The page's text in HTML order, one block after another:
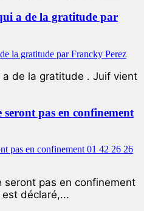
a de la gratitude par
a de la gratitude . Juif vient
pas en confinement
seront pas en confinement
déclaré,...